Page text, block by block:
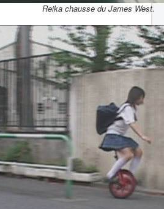
Reika chausse du James West.